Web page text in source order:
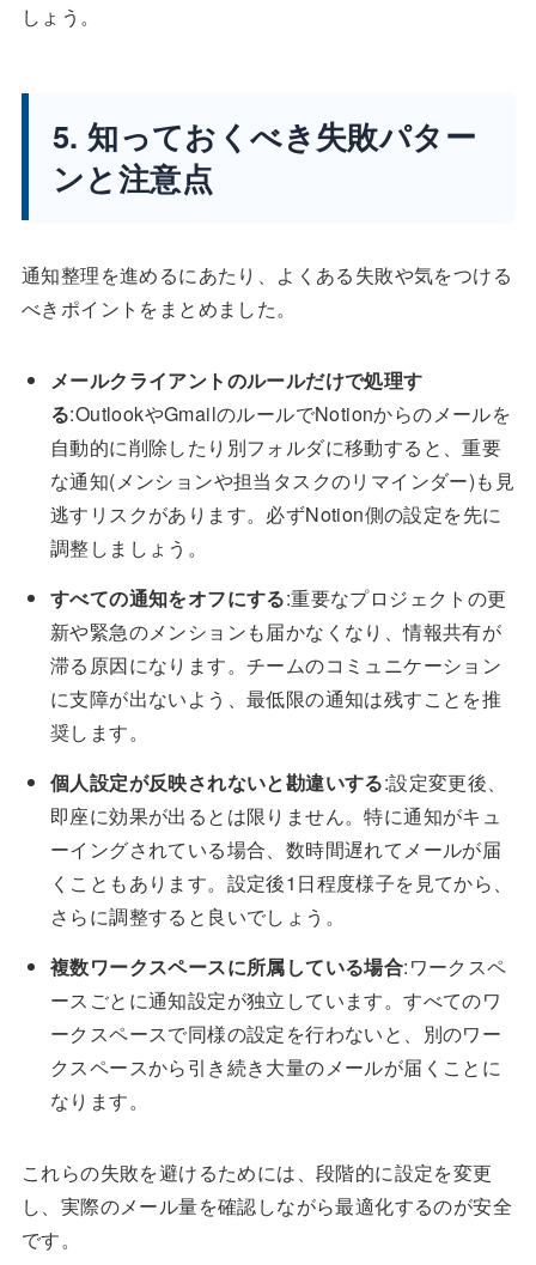
しょう。
5. 知っておくべき失敗パター
ンと注意点
通知整理を進めるにあたり、よくある失敗や気をつける
べきポイントをまとめました。
メールクライアントのルールだけで処理す
る:OutlookやGmailのルールでNotionからのメールを
自動的に削除したり別フォルダに移動すると、重要
な通知(メンションや担当タスクのリマインダー)も見
逃すリスクがあります。必ずNotion側の設定を先に
調整しましょう。
すべての通知をオフにする:重要なプロジェクトの更
新や緊急のメンションも届かなくなり、情報共有が
滞る原因になります。チームのコミュニケーション
に支障が出ないよう、最低限の通知は残すことを推
奨します。
個人設定が反映されないと勘違いする:設定変更後、
即座に効果が出るとは限りません。特に通知がキュ
ーイングされている場合、数時間遅れてメールが届
くこともあります。設定後1日程度様子を見てから、
さらに調整すると良いでしょう。
複数ワークスペースに所属している場合:ワークスペ
ースごとに通知設定が独立しています。すべてのワ
ークスペースで同様の設定を行わないと、別のワー
クスペースから引き続き大量のメールが届くことに
なります。
これらの失敗を避けるためには、段階的に設定を変更
し、実際のメール量を確認しながら最適化するのが安全
です。